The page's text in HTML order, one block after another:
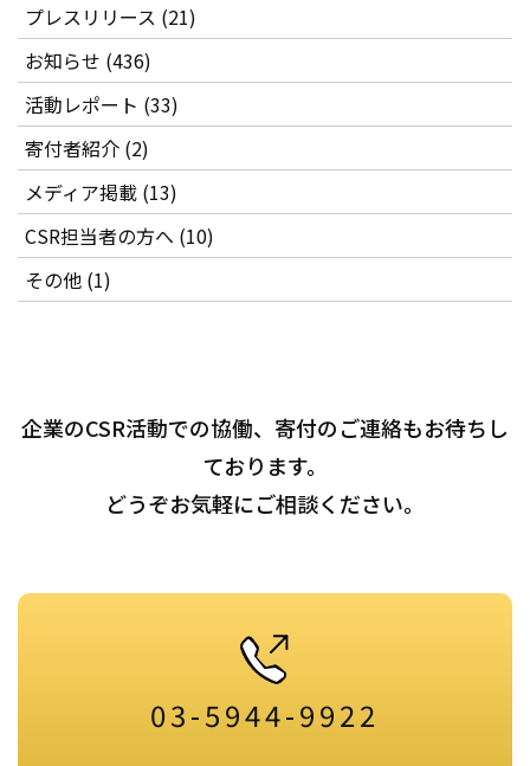
プレスリリース (21)
お知らせ (436)
活動レポート (33)
寄付者紹介 (2)
メディア掲載 (13)
CSR担当者の方へ (10)
その他 (1)
企業のCSR活動での協働、寄付のご連絡もお待ちし
ております。
どうぞお気軽にご相談ください。
03-5944-9922